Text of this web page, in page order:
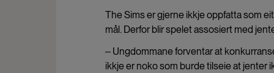
The Sims er gjerne ikkje oppfatta som
mål. Derfor blir spelet assosiert med
‒ Ungdommane forventar at
ikkje er noko som burde tilseie at jenter